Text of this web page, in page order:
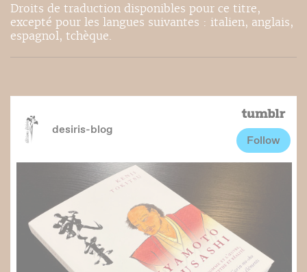
Droits de traduction disponibles pour ce titre,
excepté pour les langues suivantes : italien, anglais,
espagnol, tchèque.